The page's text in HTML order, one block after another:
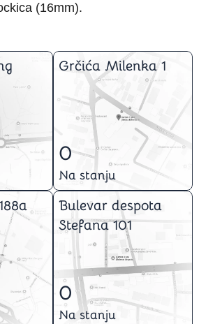
(16mm).
Grčića Milenka 1
0
Na stanju
Bulevar despota
Stefana 101
0
Na stanju